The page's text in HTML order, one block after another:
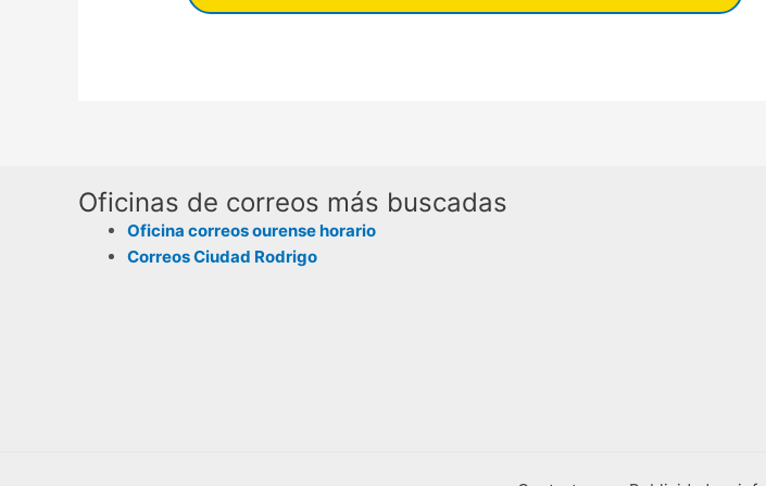
Oficinas de correos más buscadas
Oficina correos ourense horario
Correos Ciudad Rodrigo